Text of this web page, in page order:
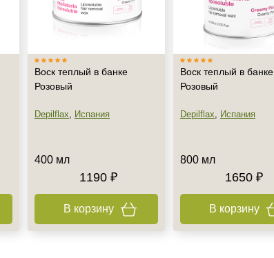
Воск теплый в банке
Розовый
Depilflax, Испания
400 мл
1190 ₽
В корзину
Воск теплый в банке
Розовый
Depilflax, Испания
800 мл
1650 ₽
В корзину